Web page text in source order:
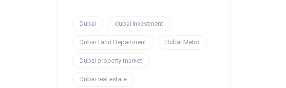
Dubai dubai investment
Dubai Land Department Dubai Metro
Dubai property market
Dubai real estate